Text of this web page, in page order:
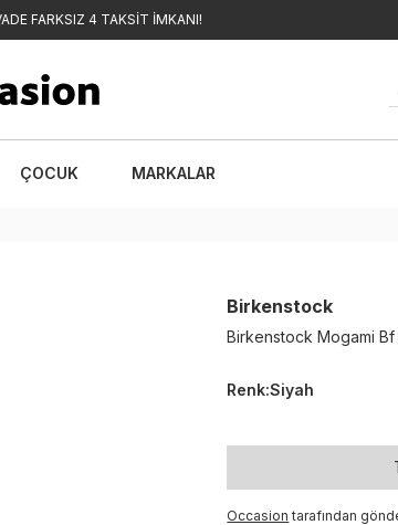
FARKSIZ 4 TAKSİT İMKANI!
ÇOCUK MARKALAR
Birkenstock
Birkenstock Mogami
Renk:Siyah
Occasion tarafından